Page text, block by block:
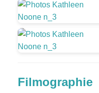
Filmographie